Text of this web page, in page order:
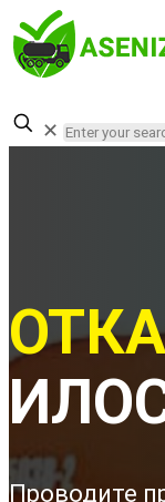
✕
Проводите